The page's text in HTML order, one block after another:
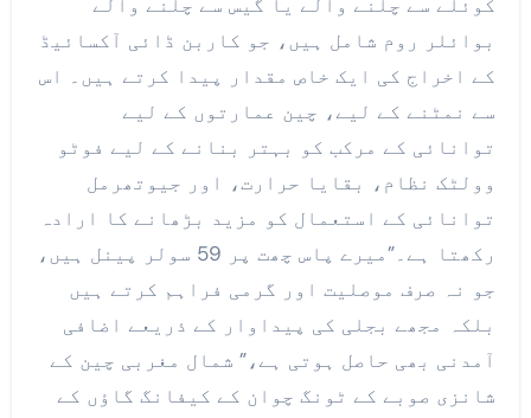
بوائلر روم شامل ہیں، جو کاربن ڈائی آکسائیڈ
کے اخراج کی ایک خاص مقدار پیدا کرتے ہیں۔ اس
سے نمٹنے کے لیے، چین عمارتوں کے لیے
توانائی کے مرکب کو بہتر بنانے کے لیے فوٹو
وولٹک نظام، بقایا حرارت، اور جیوتھرمل
توانائی کے استعمال کو مزید بڑھانے کا ارادہ
رکھتا ہے۔”میرے پاس چھت پر 59 سولر پینل ہیں،
جو نہ صرف موصلیت اور گرمی فراہم کرتے ہیں
بلکہ مجھے بجلی کی پیداوار کے ذریعے اضافی
آمدنی بھی حاصل ہوتی ہے،” شمال مغربی چین کے
شانزی صوبے کے ٹونگ چوان کے کیفانگ گاؤں کے